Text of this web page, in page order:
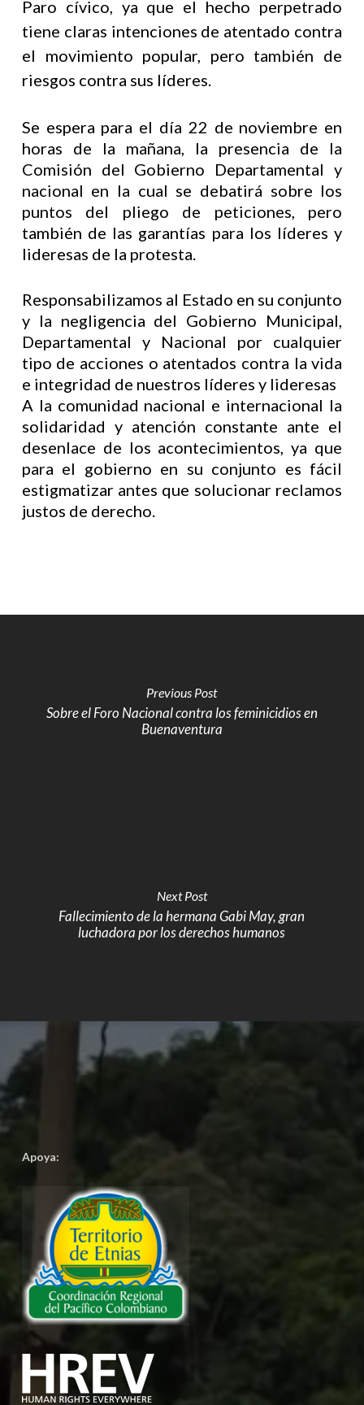
Paro cívico, ya que el hecho perpetrado
tiene claras intenciones de atentado contra
el movimiento popular, pero también de
riesgos contra sus líderes.
Se espera para el día 22 de noviembre en
horas de la mañana, la presencia de la
Comisión del Gobierno Departamental y
nacional en la cual se debatirá sobre los
puntos del pliego de peticiones, pero
también de las garantías para los líderes y
lideresas de la protesta.
Responsabilizamos al Estado en su conjunto
y la negligencia del Gobierno Municipal,
Departamental y Nacional por cualquier
tipo de acciones o atentados contra la vida
e integridad de nuestros líderes y lideresas
A la comunidad nacional e internacional la
solidaridad y atención constante ante el
desenlace de los acontecimientos, ya que
para el gobierno en su conjunto es fácil
estigmatizar antes que solucionar reclamos
justos de derecho.
Previous Post
Sobre el Foro Nacional contra los feminicidios en
Buenaventura
Next Post
Fallecimiento de la hermana Gabi May, gran
luchadora por los derechos humanos
Apoya: